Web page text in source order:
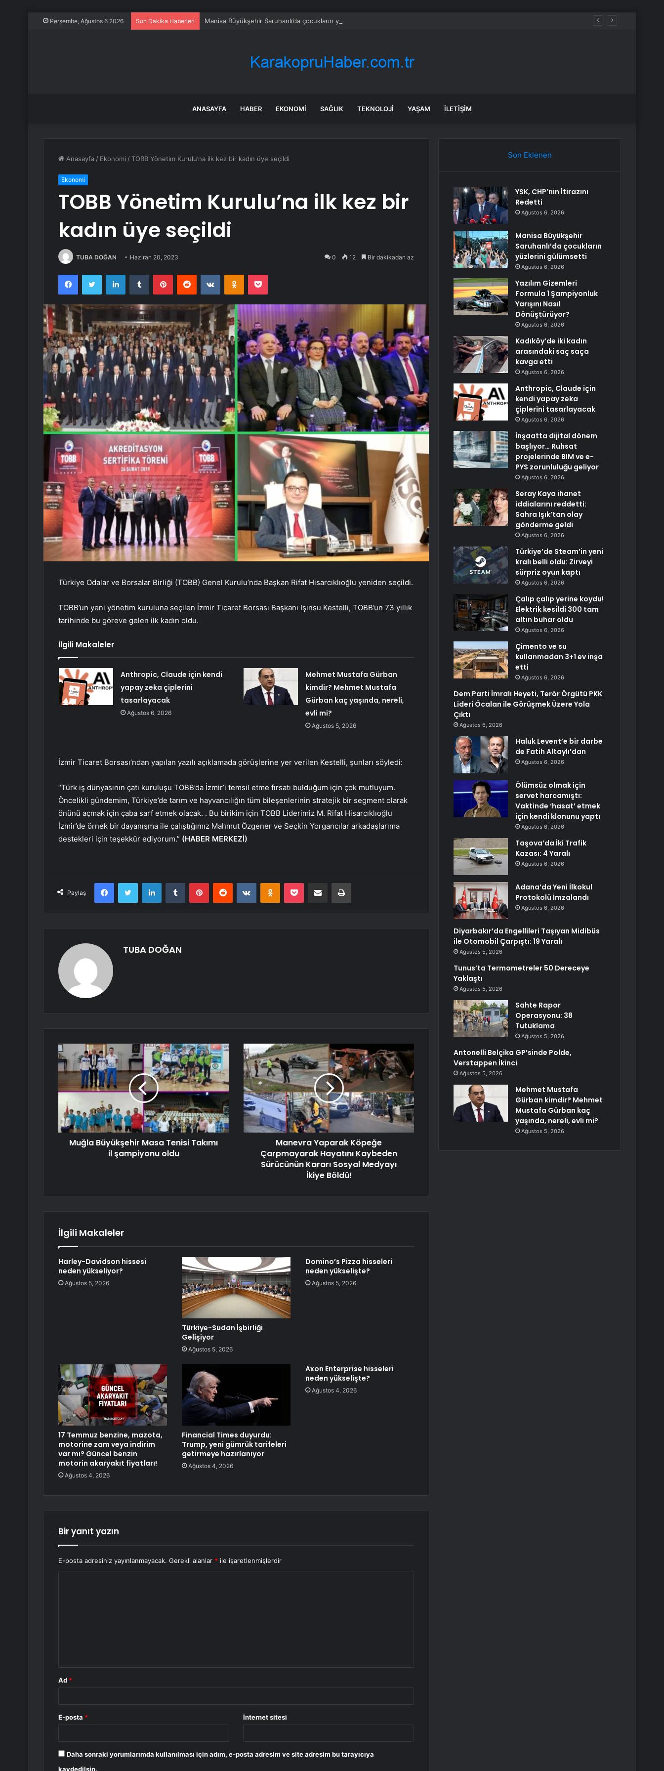
Perşembe, Ağustos 6 2026 Son Dakika Haberleri Manisa Büyükşehir Saruhanlı’da çocukların yüzlerini gülümsetti
ANASAYFA HABER EKONOMI SAĞLIK TEKNOLOJI YAŞAM İLETIŞIM
Anasayfa / Ekonomi /TOBB Yönetim Kurulu’na ilk kez bir kadın üye seçildi
Ekonomi
TOBB Yönetim Kurulu’na ilk kez bir
kadın üye seçildi
TUBA DOĞAN Haziran 20, 2023 0 12 Bir dakikadan az
FacebookTwitter LinkedInTumblr PinterestReddit VKontakteOdnoklassniki
Pocket
Türkiye Odalar ve Borsalar Birliği (TOBB) Genel Kurulu’nda Başkan Rifat Hisarcıklıoğlu yeniden seçildi.
TOBB’un yeni yönetim kuruluna seçilen İzmir Ticaret Borsası Başkanı Işınsu Kestelli, TOBB’un 73 yıllık
tarihinde bu göreve gelen ilk kadın oldu.
İlgili Makaleler
Anthropic, Claude için kendi
yapay zeka çiplerini
tasarlayacak
Ağustos 6, 2026
Mehmet Mustafa Gürban
kimdir? Mehmet Mustafa
Gürban kaç yaşında, nereli,
evli mi?
Ağustos 5, 2026
İzmir Ticaret Borsası’ndan yapılan yazılı açıklamada görüşlerine yer verilen Kestelli, şunları söyledi:
“Türk iş dünyasının çatı kuruluşu TOBB’da İzmir’i temsil etme fırsatı bulduğum için çok mutluyum.
Öncelikli gündemim, Türkiye’de tarım ve hayvancılığın tüm bileşenlerinin stratejik bir segment olarak
önünü açmak için çaba sarf etmek olacak. . Bu birikim için TOBB Liderimiz M. Rifat Hisarcıklıoğlu
İzmir’de örnek bir dayanışma ile çalıştığımız Mahmut Özgener ve Seçkin Yorgancılar arkadaşlarıma
destekleri için teşekkür ediyorum.” (HABER MERKEZİ)
Paylaş
FacebookTwitter LinkedInTumblr PinterestReddit VKontakteOdnoklassniki
Pocket E-Posta ile paylaş Yazdır
TUBA DOĞAN
Muğla Büyükşehir Masa Tenisi Takımı
il şampiyonu oldu
Manevra Yaparak Köpeğe
Çarpmayarak Hayatını Kaybeden
Sürücünün Kararı Sosyal Medyayı
İkiye Böldü!
İlgili Makaleler
Harley-Davidson hissesi
neden yükseliyor?
Ağustos 5, 2026
Türkiye-Sudan İşbirliği
Gelişiyor
Ağustos 5, 2026
Domino’s Pizza hisseleri
neden yükselişte?
Ağustos 5, 2026
17 Temmuz benzine, mazota,
motorine zam veya indirim
var mı? Güncel benzin
motorin akaryakıt fiyatları!
Ağustos 4, 2026
Financial Times duyurdu:
Trump, yeni gümrük tarifeleri
getirmeye hazırlanıyor
Ağustos 4, 2026
Axon Enterprise hisseleri
neden yükselişte?
Ağustos 4, 2026
Bir yanıt yazın
E-posta adresiniz yayınlanmayacak. Gerekli alanlar * ile işaretlenmişlerdir
Ad *
E-posta * İnternet sitesi
Daha sonraki yorumlarımda kullanılması için adım, e-posta adresim ve site adresim bu tarayıcıya
kaydedilsin.
Son Eklenen
YSK, CHP’nin İtirazını
Redetti
Ağustos 6, 2026
Manisa Büyükşehir
Saruhanlı’da çocukların
yüzlerini gülümsetti
Ağustos 6, 2026
Yazılım Gizemleri
Formula 1 Şampiyonluk
Yarışını Nasıl
Dönüştürüyor?
Ağustos 6, 2026
Kadıköy’de iki kadın
arasındaki saç saça
kavga etti
Ağustos 6, 2026
Anthropic, Claude için
kendi yapay zeka
çiplerini tasarlayacak
Ağustos 6, 2026
İnşaatta dijital dönem
başlıyor… Ruhsat
projelerinde BIM ve e-
PYS zorunluluğu geliyor
Ağustos 6, 2026
Seray Kaya ihanet
iddialarını reddetti:
Sahra Işık’tan olay
gönderme geldi
Ağustos 6, 2026
Türkiye’de Steam’in yeni
kralı belli oldu: Zirveyi
sürpriz oyun kaptı
Ağustos 6, 2026
Çalıp çalıp yerine koydu!
Elektrik kesildi 300 tam
altın buhar oldu
Ağustos 6, 2026
Çimento ve su
kullanmadan 3+1 ev inşa
etti
Ağustos 6, 2026
Dem Parti İmralı Heyeti, Terör Örgütü PKK
Lideri Öcalan ile Görüşmek Üzere Yola
Çıktı
Ağustos 6, 2026
Haluk Levent’e bir darbe
de Fatih Altaylı’dan
Ağustos 6, 2026
Ölümsüz olmak için
servet harcamıştı:
Vaktinde ‘hasat’ etmek
için kendi klonunu yaptı
Ağustos 6, 2026
Taşova’da İki Trafik
Kazası: 4 Yaralı
Ağustos 6, 2026
Adana’da Yeni İlkokul
Protokolü İmzalandı
Ağustos 6, 2026
Diyarbakır’da Engellileri Taşıyan Midibüs
ile Otomobil Çarpıştı: 19 Yaralı
Ağustos 5, 2026
Tunus’ta Termometreler 50 Dereceye
Yaklaştı
Ağustos 5, 2026
Sahte Rapor
Operasyonu: 38
Tutuklama
Ağustos 5, 2026
Antonelli Belçika GP’sinde Polde,
Verstappen İkinci
Ağustos 5, 2026
Mehmet Mustafa
Gürban kimdir? Mehmet
Mustafa Gürban kaç
yaşında, nereli, evli mi?
Ağustos 5, 2026